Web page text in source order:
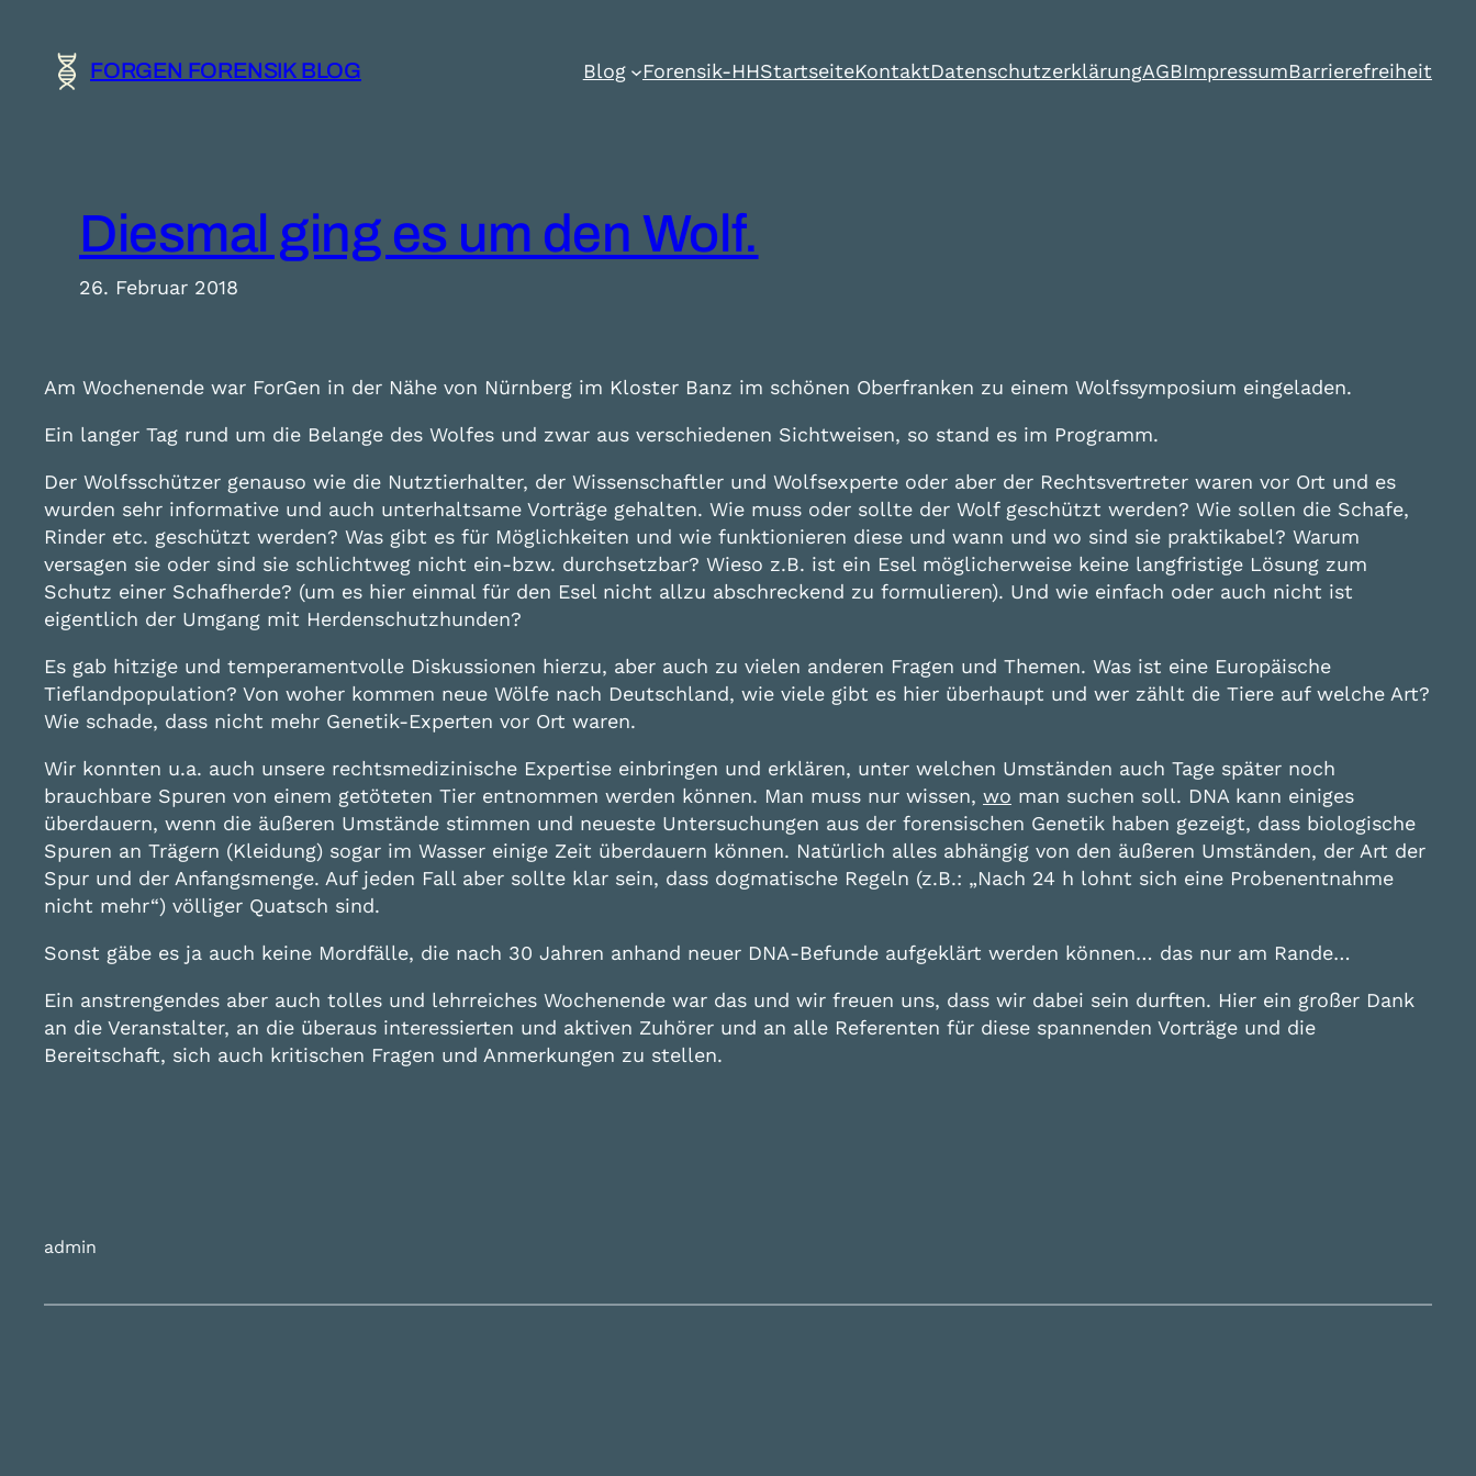
Inhalt
springen FORGEN FORENSIK BLOG Blog Forensik-HHStartseiteKontaktDatenschutzerklärungAGBImpressumBarrierefreiheit
Diesmal ging es um den Wolf.
26. Februar 2018
Am Wochenende war ForGen in der Nähe von Nürnberg im Kloster Banz im schönen Oberfranken zu einem Wolfssymposium eingeladen.
Ein langer Tag rund um die Belange des Wolfes und zwar aus verschiedenen Sichtweisen, so stand es im Programm.
Der Wolfsschützer genauso wie die Nutztierhalter, der Wissenschaftler und Wolfsexperte oder aber der Rechtsvertreter waren vor Ort und es
wurden sehr informative und auch unterhaltsame Vorträge gehalten. Wie muss oder sollte der Wolf geschützt werden? Wie sollen die Schafe,
Rinder etc. geschützt werden? Was gibt es für Möglichkeiten und wie funktionieren diese und wann und wo sind sie praktikabel? Warum
versagen sie oder sind sie schlichtweg nicht ein-bzw. durchsetzbar? Wieso z.B. ist ein Esel möglicherweise keine langfristige Lösung zum
Schutz einer Schafherde? (um es hier einmal für den Esel nicht allzu abschreckend zu formulieren). Und wie einfach oder auch nicht ist
eigentlich der Umgang mit Herdenschutzhunden?
Es gab hitzige und temperamentvolle Diskussionen hierzu, aber auch zu vielen anderen Fragen und Themen. Was ist eine Europäische
Tieflandpopulation? Von woher kommen neue Wölfe nach Deutschland, wie viele gibt es hier überhaupt und wer zählt die Tiere auf welche Art?
Wie schade, dass nicht mehr Genetik-Experten vor Ort waren.
Wir konnten u.a. auch unsere rechtsmedizinische Expertise einbringen und erklären, unter welchen Umständen auch Tage später noch
brauchbare Spuren von einem getöteten Tier entnommen werden können. Man muss nur wissen, wo man suchen soll. DNA kann einiges
überdauern, wenn die äußeren Umstände stimmen und neueste Untersuchungen aus der forensischen Genetik haben gezeigt, dass biologische
Spuren an Trägern (Kleidung) sogar im Wasser einige Zeit überdauern können. Natürlich alles abhängig von den äußeren Umständen, der Art der
Spur und der Anfangsmenge. Auf jeden Fall aber sollte klar sein, dass dogmatische Regeln (z.B.: „Nach 24 h lohnt sich eine Probenentnahme
nicht mehr“) völliger Quatsch sind.
Sonst gäbe es ja auch keine Mordfälle, die nach 30 Jahren anhand neuer DNA-Befunde aufgeklärt werden können… das nur am Rande…
Ein anstrengendes aber auch tolles und lehrreiches Wochenende war das und wir freuen uns, dass wir dabei sein durften. Hier ein großer Dank
an die Veranstalter, an die überaus interessierten und aktiven Zuhörer und an alle Referenten für diese spannenden Vorträge und die
Bereitschaft, sich auch kritischen Fragen und Anmerkungen zu stellen.
admin